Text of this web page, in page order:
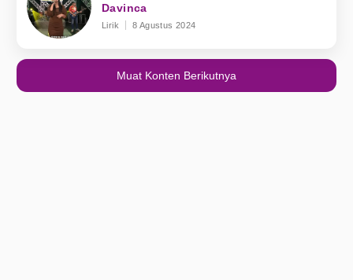
Davinca
Lirik 8 Agustus 2024
Muat Konten Berikutnya